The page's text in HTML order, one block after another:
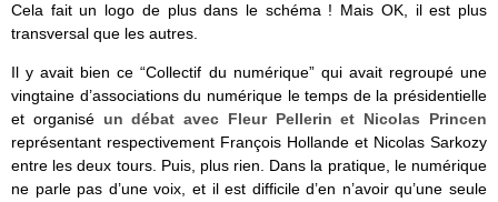
Cela fait un logo de plus dans le schéma ! Mais OK, il est plus
transversal que les autres.
Il y avait bien ce “Collectif du numérique” qui avait regroupé une
vingtaine d’associations du numérique le temps de la présidentielle
et organisé un débat avec Fleur Pellerin et Nicolas Princen
représentant respectivement François Hollande et Nicolas Sarkozy
entre les deux tours. Puis, plus rien. Dans la pratique, le numérique
ne parle pas d’une voix, et il est difficile d’en n’avoir qu’une seule